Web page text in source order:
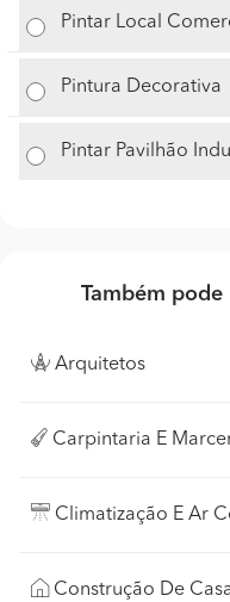
Pintar Local
Pintura Decorativa
Pintar Pavilhão
Também
Arquitetos
Carpintaria E
Climatização E Ar
Construção De